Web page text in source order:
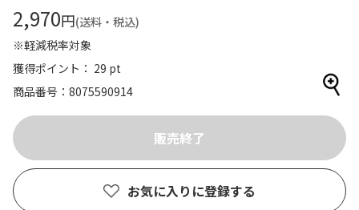
2,970円(送料・税込)
※軽減税率対象
獲得ポイント： 29 pt
商品番号
8075590914
お気に入りに登録する